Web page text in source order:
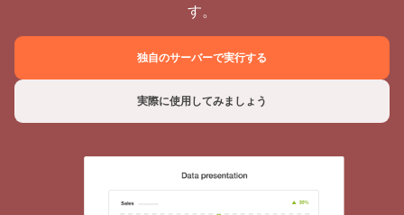
す。
独自のサーバーで実行する
実際に使用してみましょう